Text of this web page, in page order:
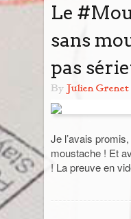
Turquie
Le
sans
pas
By Julien Grenet
Je l’avais promis,
moustache ! Et
! La preuve en